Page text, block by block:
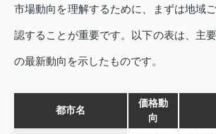
市場動向を理解するために、まずは地域
認することが重要です。以下の表は、主
の最新動向を示したものです。
都市名
価格動
向